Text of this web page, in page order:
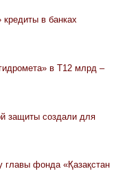
в банках
в Т12 млрд –
защиты создали для
фонда «Қазақстан